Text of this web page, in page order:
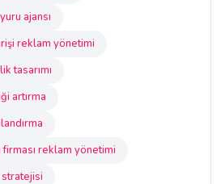
ajansı
reklam yönetimi
tasarımı
artırma
reklam yönetimi